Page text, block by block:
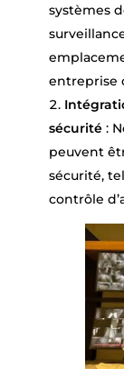
systèmes
entreprise
sécurité:
peuvent
sécurité,
contrôle